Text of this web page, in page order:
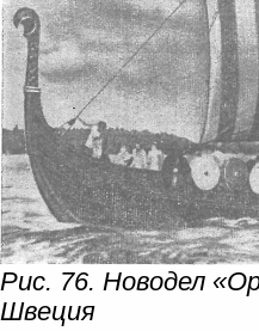
Рис. 76. Новодел
Швеция